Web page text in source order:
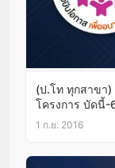
(ป.โท ทุกสาขา
โครงการ บัดนี้-
1 ก.ย. 2016